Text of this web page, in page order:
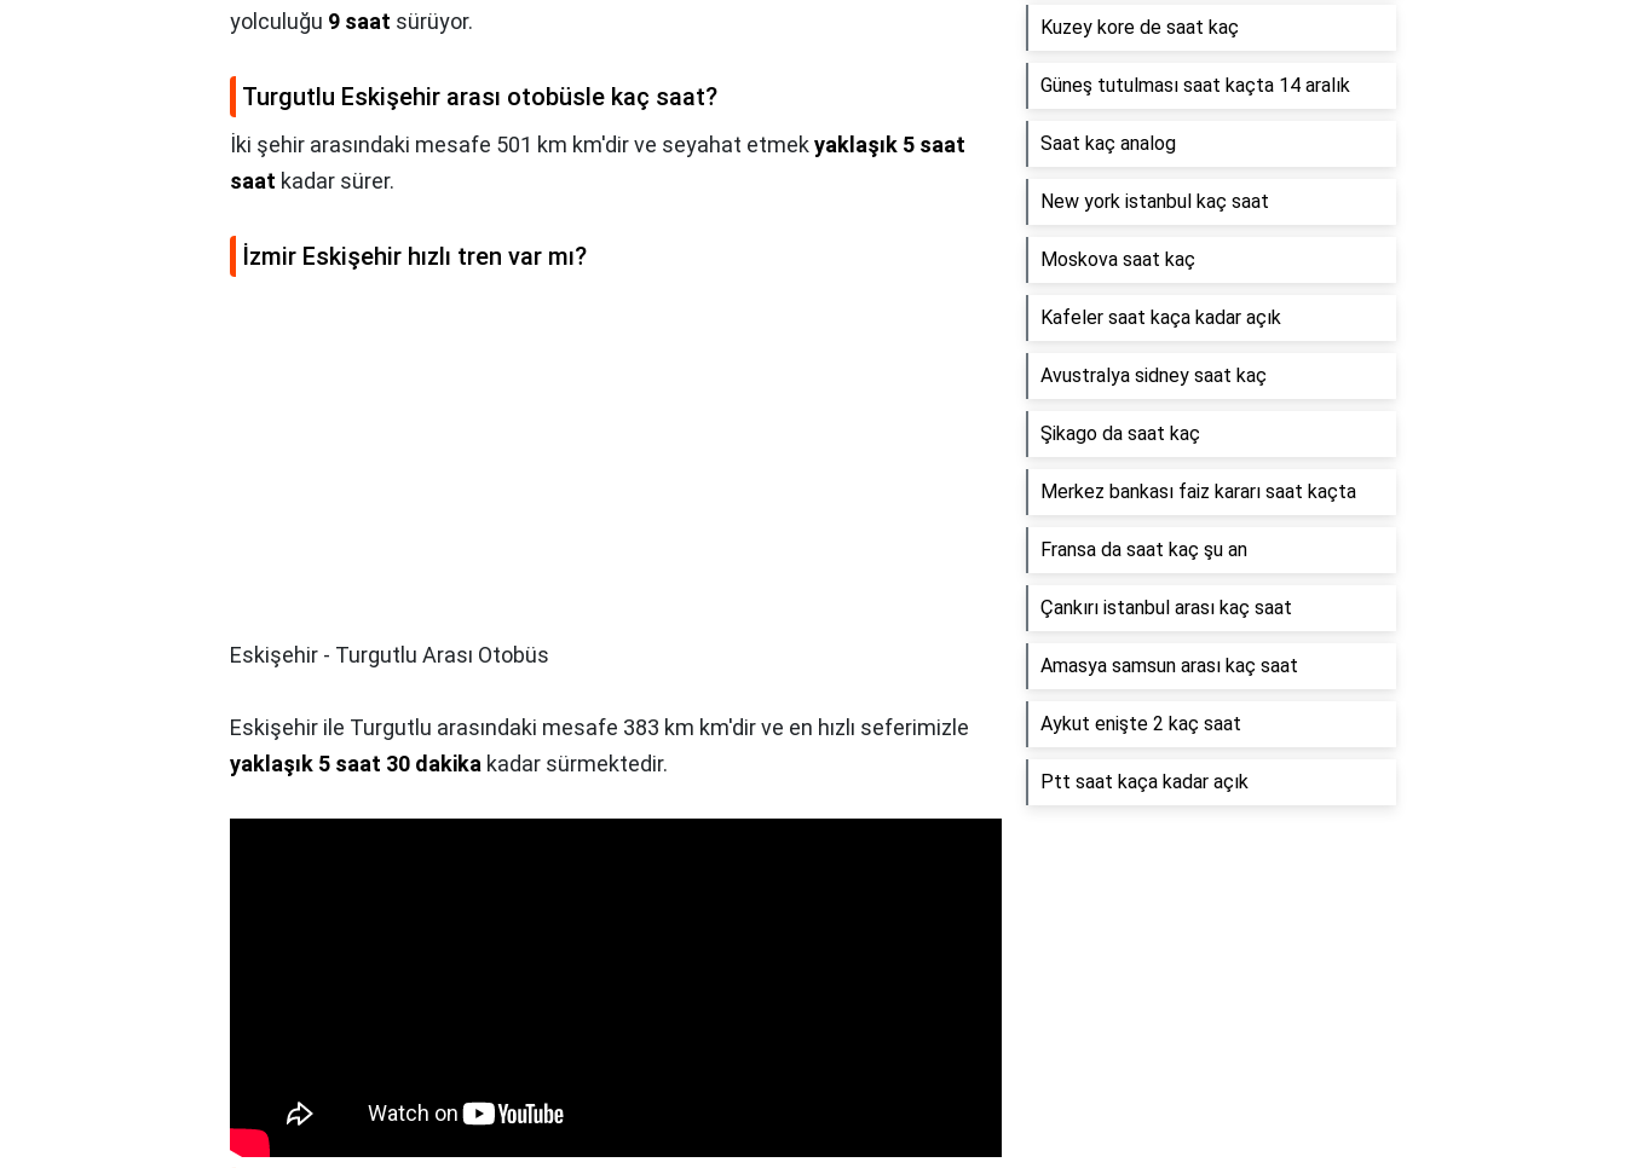
yolculuğu 9 saat sürüyor.
Turgutlu Eskişehir arası otobüsle kaç saat?
İki şehir arasındaki mesafe 501 km km'dir ve seyahat etmekyaklaşık 5 saat
saat kadar sürer.
İzmir Eskişehir hızlı tren var mı?
Eskişehir - Turgutlu Arası Otobüs
Eskişehir ile Turgutlu arasındaki mesafe 383 km km'dir ve en hızlı seferimizle
yaklaşık 5 saat 30 dakika kadar sürmektedir.
Kuzey kore de saat kaç
Güneş tutulması saat kaçta 14 aralık
Saat kaç analog
New york istanbul kaç saat
Moskova saat kaç
Kafeler saat kaça kadar açık
Avustralya sidney saat kaç
Şikago da saat kaç
Merkez bankası faiz kararı saat kaçta
Fransa da saat kaç şu an
Çankırı istanbul arası kaç saat
Amasya samsun arası kaç saat
Aykut enişte 2 kaç saat
Ptt saat kaça kadar açık